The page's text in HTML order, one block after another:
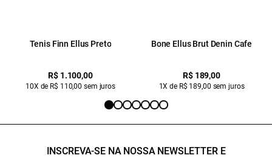
Tenis Finn Ellus Preto
R$ 1.100,00
10X de R$ 110,00 sem juros
Bone Ellus Brut Denin Cafe
R$ 189,00
1X de R$ 189,00 sem juros
INSCREVA-SE NA NOSSA NEWSLETTER E